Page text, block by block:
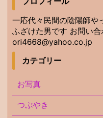
一応代々民間の陰陽師や
ふざけた男です お問い
ori4668@yahoo.co.jp
カテゴリー
お写真
つぶやき